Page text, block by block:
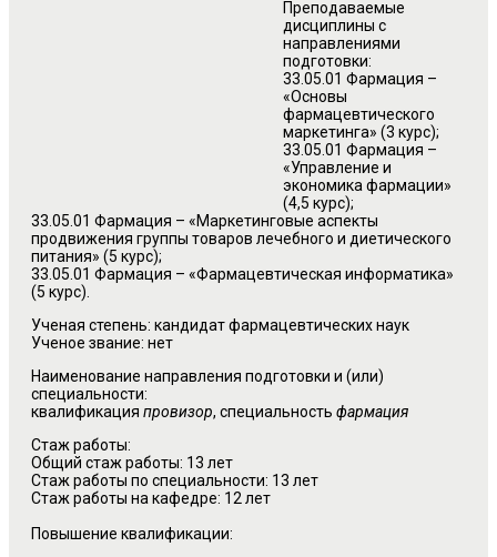
Преподаваемые
дисциплины с
направлениями
подготовки:
33.05.01 Фармация –
«Основы
фармацевтического
маркетинга» (3 курс);
33.05.01 Фармация –
«Управление и
экономика фармации»
(4,5 курс);
33.05.01 Фармация – «Маркетинговые аспекты
продвижения группы товаров лечебного и диетического
питания» (5 курс);
33.05.01 Фармация – «Фармацевтическая информатика»
(5 курс).
Ученая степень: кандидат фармацевтических наук
Ученое звание: нет
Наименование направления подготовки и (или)
специальности:
квалификация провизор, специальность фармация
Стаж работы:
Общий стаж работы: 13 лет
Стаж работы по специальности: 13 лет
Стаж работы на кафедре: 12 лет
Повышение квалификации: